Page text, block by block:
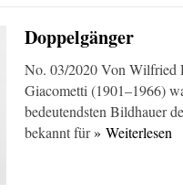
Doppelgänger
No. 03/2020 Von Wilfried
Giacometti (1901–1966)
bedeutendsten Bildhauer
bekannt für» Weiterlesen